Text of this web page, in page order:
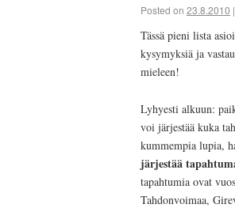
Posted on 23.8.2010 |
Tässä pieni lista
kysymyksiä ja
mieleen!
Lyhyesti alkuun:
voi järjestää kuka
kummempia lupia,
järjestää
tapahtumia ovat
Tahdonvoimaa,